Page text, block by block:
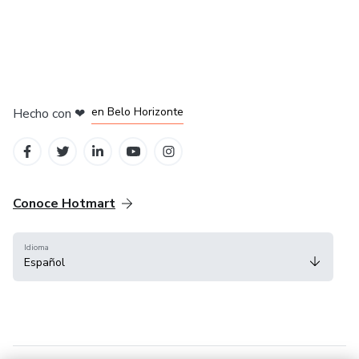
Hecho con ❤ en Belo Horizonte
Conoce Hotmart
Idioma
Español